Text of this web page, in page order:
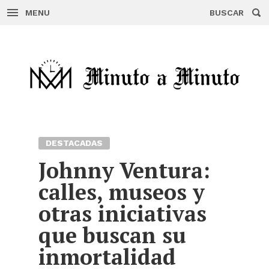
MENU BUSCAR
DESTACADAS
Johnny Ventura:
calles, museos y
otras iniciativas
que buscan su
inmortalidad